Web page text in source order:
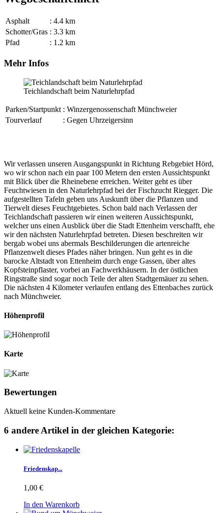
Asphalt
: 4.4 km
Schotter/Gras : 3.3 km
Pfad
: 1.2 km
Mehr Infos
Teichlandschaft beim Naturlehrpfad
Parken/Startpunkt : Winzergenossenschaft Münchweier
Tourverlauf
: Gegen Uhrzeigersinn
Wir verlassen unseren Ausgangspunkt in Richtung Rebgebiet Hörd,
wo wir schon nach ein paar 100 Metern den ersten Aussichtspunkt
mit Blick über die Rheinebene erreichen. Weiter geht es über
Feuchtwiesen in den Naturlehrpfad bei der Fischzucht Riegger. Die
aufgestellten Tafeln geben uns Auskunft über die Pflanzen und
Tierwelt dieses Feuchtgebietes. Schon bald nach Verlassen der
Teichlandschaft passieren wir einen weiteren Aussichtspunkt,
welcher uns einen Ausblick über die Stadt Ettenheim verschafft, ehe
wir den nächsten Naturlehrpfad betreten. Diesen beschreiten wir
bergab wobei uns abermals Beschilderungen die artenreiche
Pflanzenwelt dieses Pfades näher bringen. Nun geht es in die
barocke Altstadt von Ettenheim durch enge Gassen, über altes
Kopfsteinpflaster, vorbei an Fachwerkhäusern. In der östlichen
Ringstraße sind sogar noch Teile der alten Stadtgemäuer zu sehen.
Die nächsten 4 Kilometer verlaufen entlang des Ettenbaches zurück
nach Münchweier.
Höhenprofil
Karte
Bewertungen
Aktuell keine Kunden-Kommentare
6 andere Artikel in der gleichen Kategorie:
Friedenskap...
1,00 €
In den Warenkorb